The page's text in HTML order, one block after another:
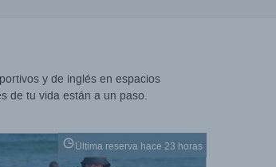
y de inglés en espacios
de tu vida están a un paso.
Última reserva hace 23 horas